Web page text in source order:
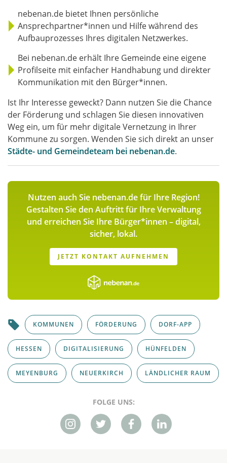
nebenan.de bietet Ihnen persönliche
Ansprechpartner*innen und Hilfe während des
Aufbauprozesses Ihres digitalen Netzwerkes.
Bei nebenan.de erhält Ihre Gemeinde eine eigene
Profilseite mit einfacher Handhabung und direkter
Kommunikation mit den Bürger*innen.
Ist Ihr Interesse geweckt? Dann nutzen Sie die Chance
der Förderung und schlagen Sie diesen innovativen
Weg ein, um für mehr digitale Vernetzung in Ihrer
Kommune zu sorgen. Wenden Sie sich direkt an unser
Städte- und Gemeindeteam bei nebenan.de.
Nutzen auch Sie nebenan.de für Ihre Region!
Gestalten Sie den Auftritt für Ihre Verwaltung
und erreichen Sie Ihre Bürger*innen – digital,
sicher, lokal.
JETZT KONTAKT AUFNEHMEN
KOMMUNEN FÖRDERUNG DORF-APP
HESSEN DIGITALISIERUNG HÜNFELDEN
MEYENBURG NEUERKIRCH LÄNDLICHER RAUM
FOLGE UNS: